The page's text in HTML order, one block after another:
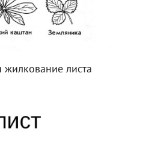
жилкование листа